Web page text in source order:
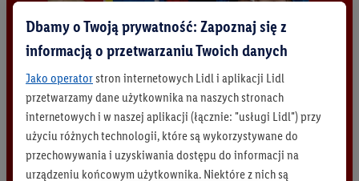
Dbamy o Twoją prywatność: Zapoznaj się z
informacją o przetwarzaniu Twoich danych
Jako operatorstron internetowych Lidl i aplikacji Lidl
przetwarzamy dane użytkownika na naszych stronach
internetowych i w naszej aplikacji (łącznie: "usługi Lidl") przy
użyciu różnych technologii, które są wykorzystywane do
przechowywania i uzyskiwania dostępu do informacji na
urządzeniu końcowym użytkownika. Niektóre z nich są